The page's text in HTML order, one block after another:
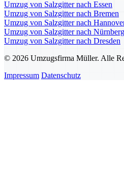
Umzug von Salzgitter nach Essen
Umzug von Salzgitter nach Bremen
Umzug von Salzgitter nach
Umzug von Salzgitter nach Nürnberg
Umzug von Salzgitter nach Dresden
© 2026 Umzugsfirma Müller. Alle
Impressum Datenschutz